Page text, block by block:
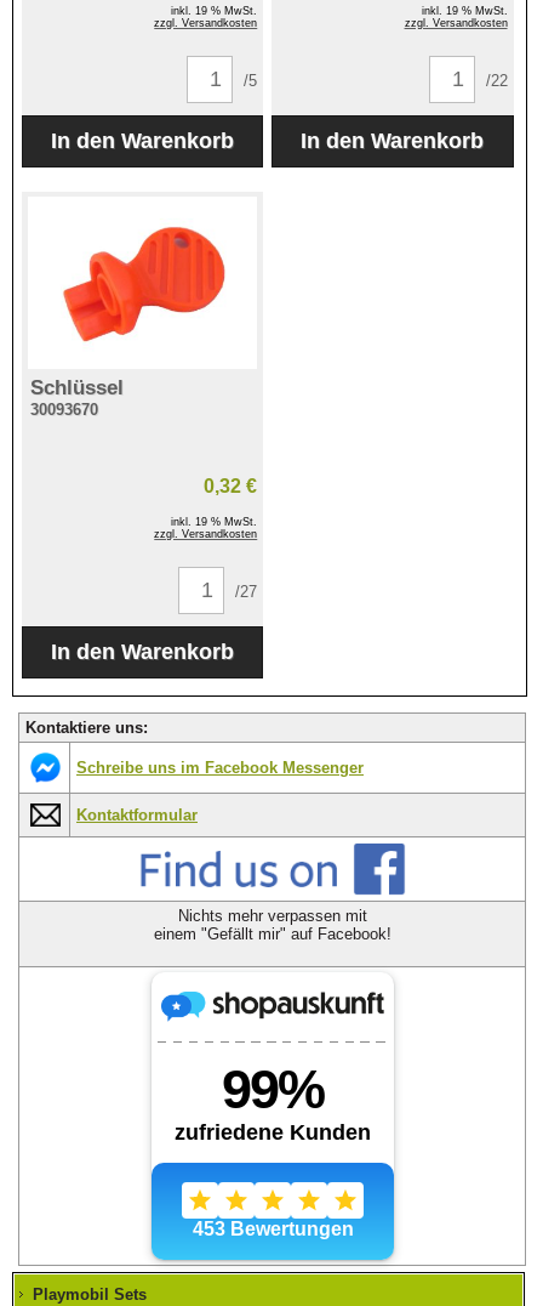
inkl. 19 % MwSt.
zzgl. Versandkosten
/5
inkl. 19 % MwSt.
zzgl. Versandkosten
/22
Schlüssel
30093670
0,32 €
inkl. 19 % MwSt.
zzgl. Versandkosten
/27
Kontaktiere uns:
Schreibe uns im Facebook Messenger
Kontaktformular
Nichts mehr verpassen mit
einem "Gefällt mir" auf Facebook!
Playmobil Sets